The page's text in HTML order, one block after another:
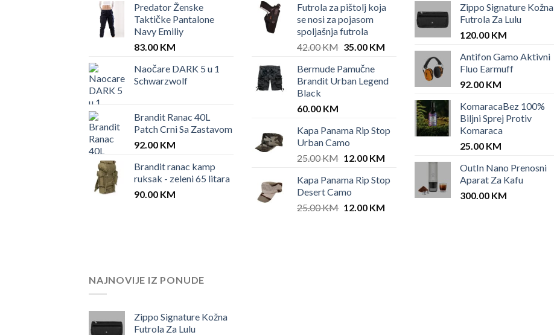
Predator Ženske
Taktičke Pantalone
Navy Emiliy
83.00 KM
Naočare DARK 5 u 1
Schwarzwolf
Brandit Ranac 40L
Patch Crni Sa Zastavom
92.00 KM
Brandit ranac kamp
ruksak - zeleni 65 litara
90.00 KM
Futrola za pištolj koja
se nosi za pojasom
spoljašnja futrola
42.00KM Original
was:
42.00 KM.
35.00 KMCurrent
35.00 KM.
Bermude Pamučne
Brandit Urban Legend
Black
60.00 KM
Kapa Panama Rip Stop
Urban Camo
25.00KM Original
was:
25.00 KM.
12.00 KMCurrent
is:
12.00 KM.
Kapa Panama Rip Stop
Desert Camo
25.00KM Original
12.00 KMCurrent
Zippo Signature Kožna
Futrola Za Lulu
120.00 KM
Antifon Gamo Aktivni
Fluo Earmuff
92.00 KM
KomaracaBez 100%
Biljni Sprej Protiv
Komaraca
25.00 KM
OutIn Nano Prenosni
Aparat Za Kafu
300.00 KM
NAJNOVIJE IZ PONUDE
Zippo Signature Kožna
Futrola Za Lulu